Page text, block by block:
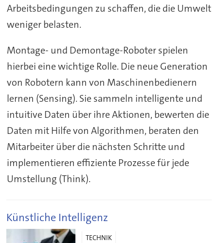
Arbeitsbedingungen zu schaffen, die die Umwelt
weniger belasten.
Montage- und Demontage-Roboter spielen
hierbei eine wichtige Rolle. Die neue Generation
von Robotern kann von Maschinenbedienern
lernen (Sensing). Sie sammeln intelligente und
intuitive Daten über ihre Aktionen, bewerten die
Daten mit Hilfe von Algorithmen, beraten den
Mitarbeiter über die nächsten Schritte und
implementieren effiziente Prozesse für jede
Umstellung (Think).
Künstliche Intelligenz
TECHNIK